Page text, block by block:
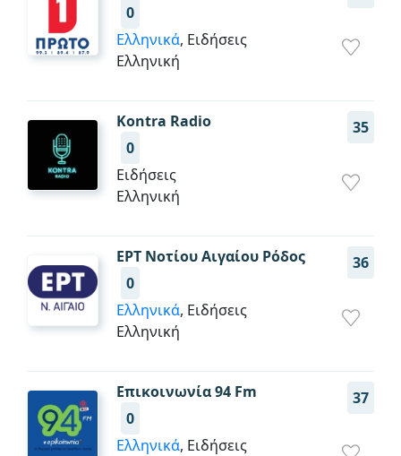
0
Ελληνικά, Ειδήσεις
Ελληνική
Kontra Radio
35
0
Ειδήσεις
Ελληνική
ΕΡΤ Νοτίου Αιγαίου Ρόδος
36
0
Ελληνικά, Ειδήσεις
Ελληνική
Επικοινωνία 94 Fm
37
0
Ελληνικά, Ειδήσεις